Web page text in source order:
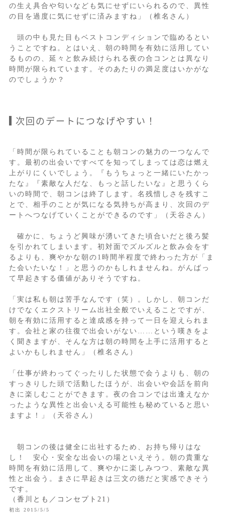
の生え具合や匂いなども気にせずにいられるので、異性
の目を過度に気にせずに済みますね」（椎名さん）
頭の中も見た目もベストコンディションで臨めるとい
うことですね。とはいえ、朝の時間を有効に活用してい
るものの、延々と飲み続けられる夜の合コンとは異なり
時間が限られています。そのあたりの満足度はいかがな
のでしょうか？
次回のデートにつなげやすい！
「時間が限られていることも朝コンの魅力の一つなんで
す。最初の出会いですべてを知ってしまっては恋は燃え
上がりにくいでしょう。『もうちょっと一緒にいたかっ
たな』『素敵な人だな、もっと話したいな』と思うくら
いの時間で、朝コンは終了します。名残惜しさを残すこ
とで、相手のことが気になる気持ちが高まり、次回のデ
ートへつなげていくことができるのです」（天谷さん）
確かに、ちょうど興味が湧いてきた頃合いだと後ろ髪
を引かれてしまいます。初対面でズルズルと飲み会をす
るよりも、爽やかな朝の1時間半程度で終わった方が「ま
た会いたいな！」と思うのかもしれませんね。がんばっ
て早起きする価値がありそうですね。
「実は私も朝は苦手なんです（笑）。しかし、朝コンだ
けでなくエクストリーム出社全般でいえることですが、
朝を有効に活用すると達成感を持って一日を迎えられま
す。会社と家の往復で出会いがない……という嘆きをよ
く聞きますが、そんな方は朝の時間を上手に活用すると
よいかもしれません」（椎名さん）
「仕事が終わってぐったりした状態で会うよりも、朝の
すっきりした頭で活動したほうが、出会いや会話を前向
きに楽しむことができます。夜の合コンでは出逢えなか
ったような異性と出会いえる可能性も秘めていると思い
ますよ！」（天谷さん）
朝コンの後は健全に出社するため、お持ち帰りはな
し！ 安心・安全な出会いの場といえそう。朝の貴重な
時間を有効に活用して、爽やかに楽しみつつ、素敵な異
性と出会う。まさに早起きは三文の徳だと実感できそう
です。
（香川とも／コンセプト21）
初出 2015/5/5